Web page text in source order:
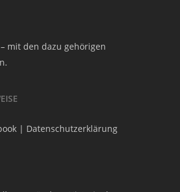
mit den dazu gehörigen
| Datenschutzerklärung